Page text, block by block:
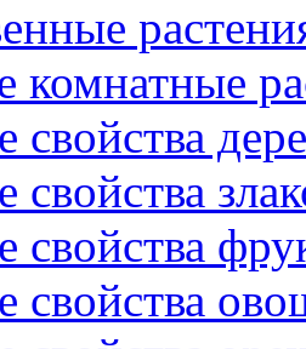
комнатные
свойства
свойства
свойства
свойства